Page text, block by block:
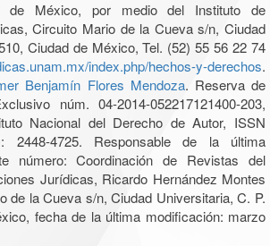
de México, por medio del Instituto de
Circuito Mario de la Cueva s/n, Ciudad
Ciudad de México, Tel. (52) 55 56 22 74
index.php/hechos-y-derechos.
Benjamín Flores Mendoza. Reserva de
núm. 04-2014-052217121400-203,
Nacional del Derecho de Autor, ISSN
2448-4725. Responsable de la última
número: Coordinación de Revistas del
Jurídicas, Ricardo Hernández Montes
de la Cueva s/n, Ciudad Universitaria, C. P.
fecha de la última modificación: marzo